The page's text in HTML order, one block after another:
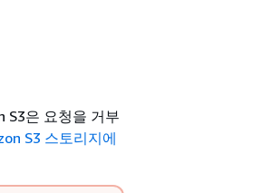
S3은 요청을 거부
S3 스토리지에